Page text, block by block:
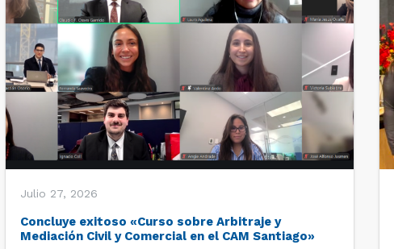
Julio 27, 2026
Concluye exitoso «Curso sobre Arbitraje y
Mediación Civil y Comercial en el CAM Santiago»